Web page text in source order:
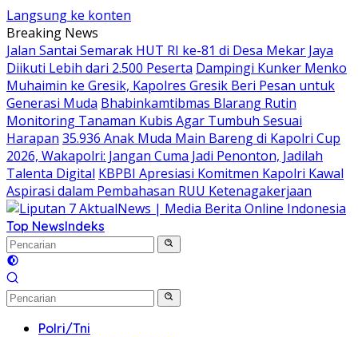
Langsung ke konten
Breaking News
Jalan Santai Semarak HUT RI ke-81 di Desa Mekar Jaya
Diikuti Lebih dari 2.500 Peserta Dampingi Kunker Menko
Muhaimin ke Gresik, Kapolres Gresik Beri Pesan untuk
Generasi Muda Bhabinkamtibmas Blarang Rutin
Monitoring Tanaman Kubis Agar Tumbuh Sesuai
Harapan 35.936 Anak Muda Main Bareng di Kapolri Cup
2026, Wakapolri: Jangan Cuma Jadi Penonton, Jadilah
Talenta Digital KBPBI Apresiasi Komitmen Kapolri Kawal
Aspirasi dalam Pembahasan RUU Ketenagakerjaan
Top NewsIndeks
Polri/Tni